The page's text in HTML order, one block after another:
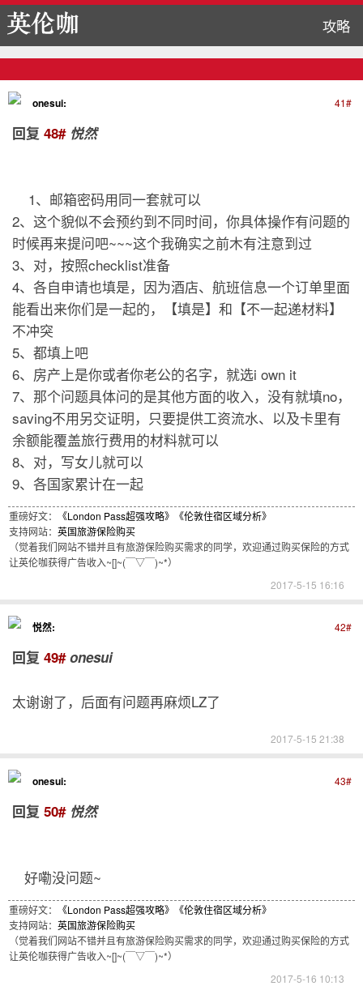
攻略
41#
onesui:
回复 48# 悦然
1、邮箱密码用同一套就可以
2、这个貌似不会预约到不同时间，你具体操作有问题的
时候再来提问吧~~~这个我确实之前木有注意到过
3、对，按照checklist准备
4、各自申请也填是，因为酒店、航班信息一个订单里面
能看出来你们是一起的，【填是】和【不一起递材料】
不冲突
5、都填上吧
6、房产上是你或者你老公的名字，就选i own it
7、那个问题具体问的是其他方面的收入，没有就填no，
saving不用另交证明，只要提供工资流水、以及卡里有
余额能覆盖旅行费用的材料就可以
8、对，写女儿就可以
9、各国家累计在一起
重磅好文： 《London Pass超强攻略》
《伦敦住宿区域分析》
支持网站： 英国旅游保险购买
（觉着我们网站不错并且有旅游保险购买需求的同学，欢迎通过购买保险的方式
让英伦咖获得广告收入~[]~(￣▽￣)~*）
2017-5-15 16:16
42#
悦然:
回复 49# onesui
太谢谢了，后面有问题再麻烦LZ了
2017-5-15 21:38
43#
onesui:
回复 50# 悦然
好嘞没问题~
重磅好文： 《London Pass超强攻略》
《伦敦住宿区域分析》
支持网站： 英国旅游保险购买
（觉着我们网站不错并且有旅游保险购买需求的同学，欢迎通过购买保险的方式
让英伦咖获得广告收入~[]~(￣▽￣)~*）
2017-5-16 10:13